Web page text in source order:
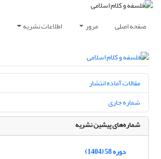
صفحه اصلی مرور اطلاعات نشریه
مقالات آماده انتشار
شماره جاری
شماره‌های پیشین نشریه
دوره 58 (1404)